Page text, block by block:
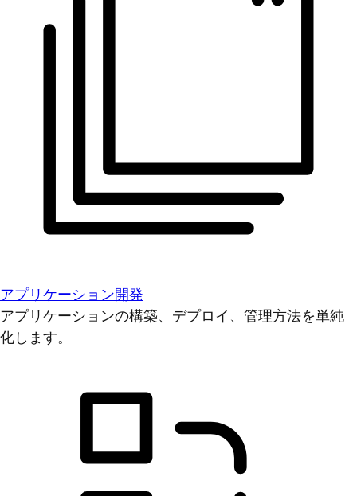
アプリケーション開発
アプリケーションの構築、デプロイ、管理方法を単純
化します。